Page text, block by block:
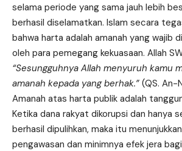
selama periode yang sama jauh lebih
berhasil diselamatkan. Islam secara
bahwa harta adalah amanah yang wajib
oleh para pemegang kekuasaan. Allah
“Sesungguhnya Allah menyuruh kamu
amanah kepada yang berhak.” (QS. An-
Amanah atas harta publik adalah
Ketika dana rakyat dikorupsi dan hanya
berhasil dipulihkan, maka itu
pengawasan dan minimnya efek jera